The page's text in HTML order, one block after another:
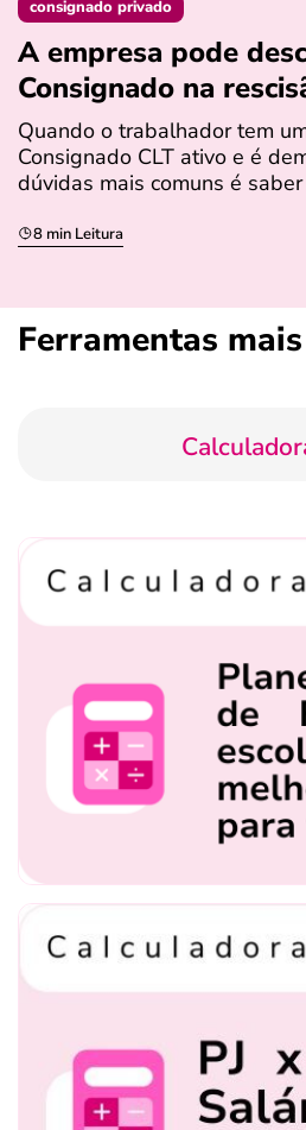
consignado privado
A empresa pode
Consignado na
Quando o trabalhador tem
Consignado CLT ativo e é
dúvidas mais comuns é
8 min Leitura
Ferramentas